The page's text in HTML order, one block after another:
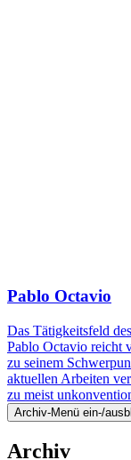
Pablo Octavio
Das Tätigkeitsfeld
Pablo Octavio reicht
zu seinem
aktuellen Arbeiten
zu meist
Archiv-Menü ein-/
Archiv